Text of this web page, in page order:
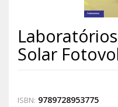
Solar
ISBN: 9789728953775